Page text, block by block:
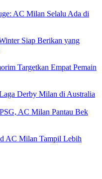
AC Milan Selalu Ada di
Siap Berikan yang
Targetkan Empat Pemain
Derby Milan di Australia
AC Milan Pantau Bek
AC Milan Tampil Lebih